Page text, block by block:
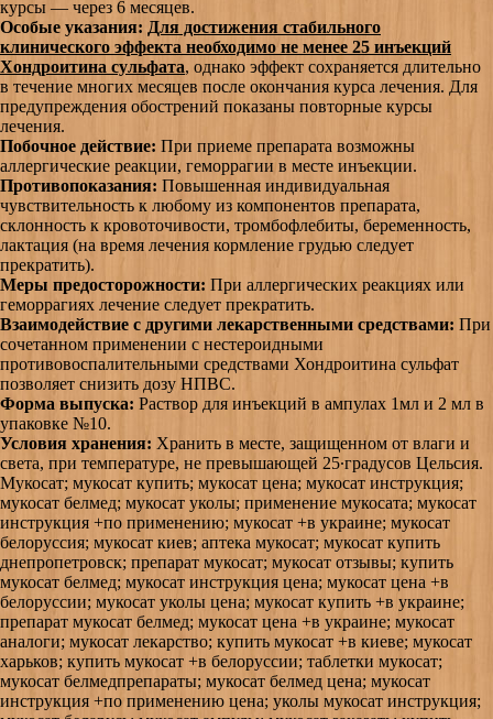
курсы — через 6 месяцев.
Особые указания: Для достижения стабильного
клинического эффекта необходимо не менее 25 инъекций
Хондроитина сульфата, однако эффект сохраняется длительно
в течение многих месяцев после окончания курса лечения. Для
предупреждения обострений показаны повторные курсы
лечения.
Побочное действие: При приеме препарата возможны
аллергические реакции, геморрагии в месте инъекции.
Противопоказания: Повышенная индивидуальная
чувствительность к любому из компонентов препарата,
склонность к кровоточивости, тромбофлебиты, беременность,
лактация (на время лечения кормление грудью следует
прекратить).
Меры предосторожности: При аллергических реакциях или
геморрагиях лечение следует прекратить.
Взаимодействие с другими лекарственными средствами: При
сочетанном применении с нестероидными
противовоспалительными средствами Хондроитина сульфат
позволяет снизить дозу НПВС.
Форма выпуска: Раствор для инъекций в ампулах 1мл и 2 мл в
упаковке №10.
Условия хранения: Хранить в месте, защищенном от влаги и
света, при температуре, не превышающей 25·градусов Цельсия.
Мукосат; мукосат купить; мукосат цена; мукосат инструкция;
мукосат белмед; мукосат уколы; применение мукосата; мукосат
инструкция +по применению; мукосат +в украине; мукосат
белоруссия; мукосат киев; аптека мукосат; мукосат купить
днепропетровск; препарат мукосат; мукосат отзывы; купить
мукосат белмед; мукосат инструкция цена; мукосат цена +в
белоруссии; мукосат уколы цена; мукосат купить +в украине;
препарат мукосат белмед; мукосат цена +в украине; мукосат
аналоги; мукосат лекарство; купить мукосат +в киеве; мукосат
харьков; купить мукосат +в белоруссии; таблетки мукосат;
мукосат белмедпрепараты; мукосат белмед цена; мукосат
инструкция +по применению цена; уколы мукосат инструкция;